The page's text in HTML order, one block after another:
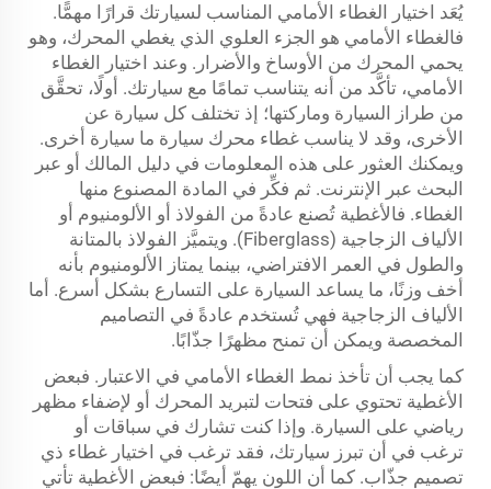
يُعَد اختيار الغطاء الأمامي المناسب لسيارتك قرارًا مهمًّا.
فالغطاء الأمامي هو الجزء العلوي الذي يغطي المحرك، وهو
يحمي المحرك من الأوساخ والأضرار. وعند اختيار الغطاء
الأمامي، تأكَّد من أنه يتناسب تمامًا مع سيارتك. أولًا، تحقَّق
من طراز السيارة وماركتها؛ إذ تختلف كل سيارة عن
الأخرى، وقد لا يناسب غطاء محرك سيارة ما سيارة أخرى.
ويمكنك العثور على هذه المعلومات في دليل المالك أو عبر
البحث عبر الإنترنت. ثم فكِّر في المادة المصنوع منها
الغطاء. فالأغطية تُصنع عادةً من الفولاذ أو الألومنيوم أو
الألياف الزجاجية (Fiberglass). ويتميَّز الفولاذ بالمتانة
والطول في العمر الافتراضي، بينما يمتاز الألومنيوم بأنه
أخف وزنًا، ما يساعد السيارة على التسارع بشكل أسرع. أما
الألياف الزجاجية فهي تُستخدم عادةً في التصاميم
المخصصة ويمكن أن تمنح مظهرًا جذّابًا.
كما يجب أن تأخذ نمط الغطاء الأمامي في الاعتبار. فبعض
الأغطية تحتوي على فتحات لتبريد المحرك أو لإضفاء مظهر
رياضي على السيارة. وإذا كنت تشارك في سباقات أو
ترغب في أن تبرز سيارتك، فقد ترغب في اختيار غطاء ذي
تصميم جذّاب. كما أن اللون يهمّ أيضًا: فبعض الأغطية تأتي